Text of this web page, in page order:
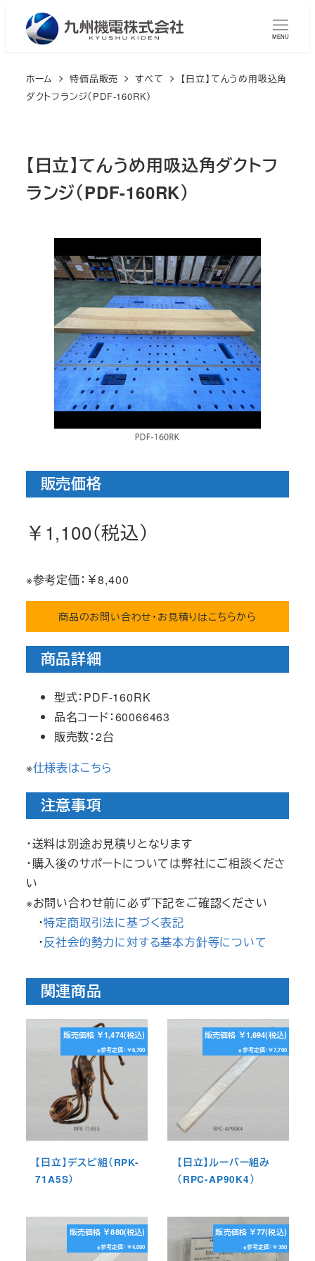
MENU
ホーム 特価品販売 すべて
【日立】てんうめ用吸込角
ダクトフランジ（PDF-160RK）
【日立】てんうめ用吸込角ダクトフ
ランジ（PDF-160RK）
販売価格
￥1,100（税込）
※参考定価：￥8,400
商品のお問い合わせ・お見積りはこちらから
商品詳細
型式：PDF-160RK
品名コード：60066463
販売数：2台
※仕様表はこちら
注意事項
・送料は別途お見積りとなります
・購入後のサポートについては弊社にご相談くださ
い
※お問い合わせ前に必ず下記をご確認ください
・特定商取引法に基づく表記
・反社会的勢力に対する基本方針等について
関連商品
販売価格 ￥1,474(税込)
※参考定価：￥6,700
【日立】デスビ組（RPK-
71A5S）
販売価格 ￥1,694(税込)
※参考定価：￥7,700
【日立】ルーバー組み
（RPC-AP90K4）
販売価格 ￥880(税込)
※参考定価：￥4,000
販売価格 ￥77(税込)
※参考定価：￥350